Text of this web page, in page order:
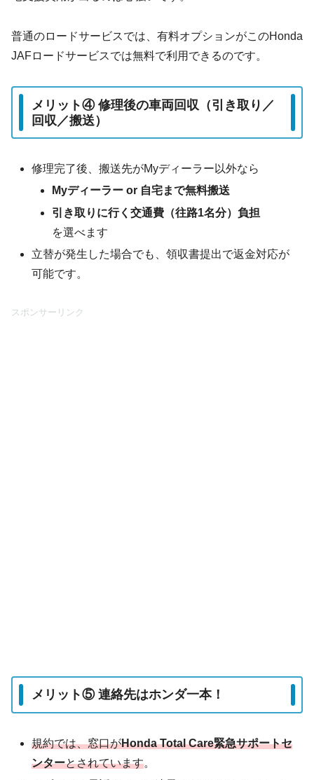
普通のロードサービスでは、有料オプションがこのHonda
JAFロードサービスでは無料で利用できるのです。
メリット④ 修理後の車両回収（引き取り／
回収／搬送）
修理完了後、搬送先がMyディーラー以外なら
Myディーラー or 自宅まで無料搬送
引き取りに行く交通費（往路1名分）負担
を選べます
立替が発生した場合でも、領収書提出で返金対応が
可能です。
スポンサーリンク
メリット⑤ 連絡先はホンダ一本！
規約では、窓口がHonda Total Care緊急サポートセ
ンターとされています。